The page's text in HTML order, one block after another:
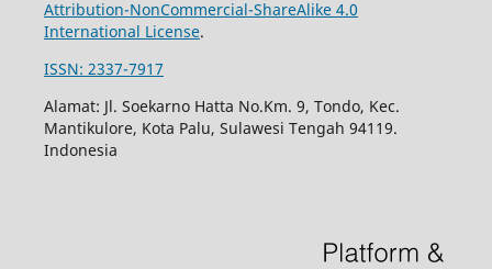
Attribution-NonCommercial-ShareAlike 4.0
International License.
ISSN: 2337-7917
Alamat: Jl. Soekarno Hatta No.Km. 9, Tondo, Kec.
Mantikulore, Kota Palu, Sulawesi Tengah 94119.
Indonesia